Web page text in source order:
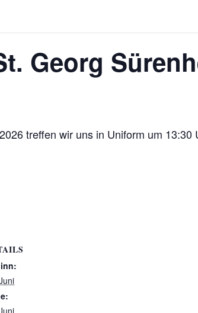
Georg
treffen wir uns in Uniform um 13:30